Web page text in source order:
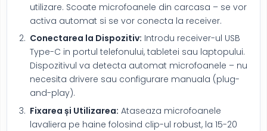
utilizare. Scoate microfoanele din carcasa – se vor
activa automat si se vor conecta la receiver.
Conectarea la Dispozitiv: Introdu receiver-ul USB
Type-C in portul telefonului, tabletei sau laptopului.
Dispozitivul va detecta automat microfoanele – nu
necesita drivere sau configurare manuala (plug-
and-play).
Fixarea și Utilizarea: Ataseaza microfoanele
lavaliera pe haine folosind clip-ul robust, la 15-20